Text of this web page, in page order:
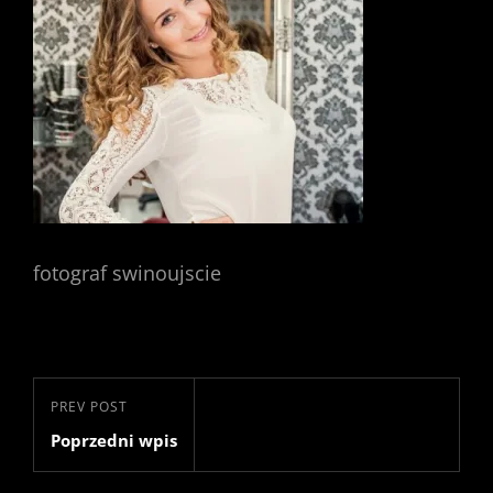
fotograf swinoujscie
Nawigacja
wpisu
Previous
Post
PREV POST
Poprzedni wpis